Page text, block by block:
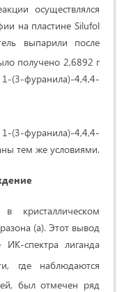
осуществлялся
на пластине Silufol
выпарили после
получено 2,6892 г
фуранила)-4,4,4-
4,4,4-
тем же условиями.
кристаллическом
(а). Этот вывод
спектра лиганда
где наблюдаются
был отмечен ряд